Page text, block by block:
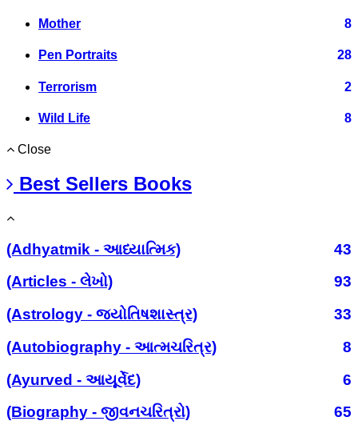
Mother 8
Pen Portraits 28
Terrorism 2
Wild Life 8
Close
Best Sellers Books
(Adhyatmik - આધ્યાત્મિક)
43
(Articles - લેખો)
93
(Astrology - જ્યોતિષશાસ્ત્ર)
33
(Autobiography - આત્મચરિત્ર)
8
(Ayurved - આયૂર્વેદ)
6
(Biography - જીવનચરિત્રો)
65